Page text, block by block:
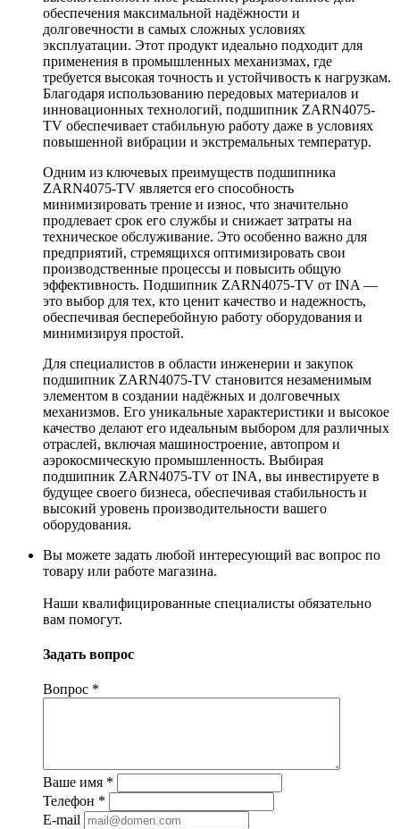
обеспечения максимальной надёжности и
долговечности в самых сложных условиях
эксплуатации. Этот продукт идеально подходит для
применения в промышленных механизмах, где
требуется высокая точность и устойчивость к нагрузкам.
Благодаря использованию передовых материалов и
инновационных технологий, подшипник ZARN4075-
TV обеспечивает стабильную работу даже в условиях
повышенной вибрации и экстремальных температур.
Одним из ключевых преимуществ подшипника
ZARN4075-TV является его способность
минимизировать трение и износ, что значительно
продлевает срок его службы и снижает затраты на
техническое обслуживание. Это особенно важно для
предприятий, стремящихся оптимизировать свои
производственные процессы и повысить общую
эффективность. Подшипник ZARN4075-TV от INA —
это выбор для тех, кто ценит качество и надежность,
обеспечивая бесперебойную работу оборудования и
минимизируя простой.
Для специалистов в области инженерии и закупок
подшипник ZARN4075-TV становится незаменимым
элементом в создании надёжных и долговечных
механизмов. Его уникальные характеристики и высокое
качество делают его идеальным выбором для различных
отраслей, включая машиностроение, автопром и
аэрокосмическую промышленность. Выбирая
подшипник ZARN4075-TV от INA, вы инвестируете в
будущее своего бизнеса, обеспечивая стабильность и
высокий уровень производительности вашего
оборудования.
Вы можете задать любой интересующий вас вопрос по
товару или работе магазина.
Наши квалифицированные специалисты обязательно
вам помогут.
Задать вопрос
Вопрос *
Ваше имя *
Телефон *
E-mail